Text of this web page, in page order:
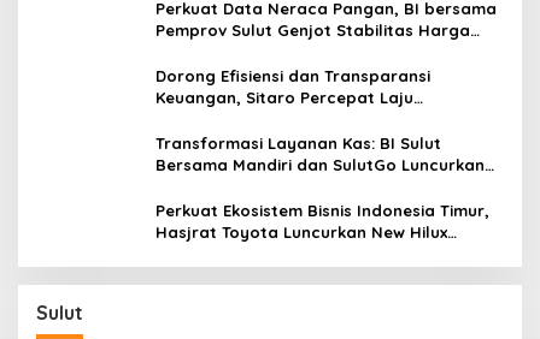
Promo Khusus
Perkuat Data Neraca Pangan, BI bersama
Pemprov Sulut Genjot Stabilitas Harga
Dorong Efisiensi dan Transparansi
Keuangan, Sitaro Percepat Laju
Transformasi Layanan Kas: BI Sulut
Bersama Mandiri dan SulutGo Luncurkan
Kepulauan
Perkuat Ekosistem Bisnis Indonesia Timur,
Hasjrat Toyota Luncurkan New Hilux
Sulut